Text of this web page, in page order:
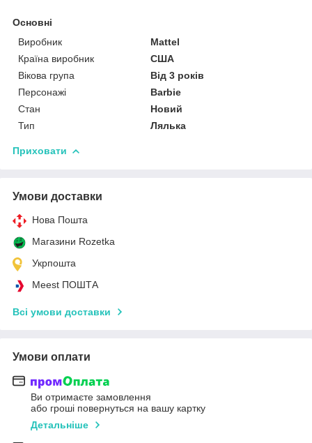
Основні
Виробник
Mattel
Країна виробник
США
Вікова група
Від 3 років
Персонажі
Barbie
Стан
Новий
Тип
Лялька
Приховати
Умови доставки
Нова Пошта
Магазини Rozetka
Укрпошта
Meest ПОШТА
Всі умови доставки
Умови оплати
Ви отримаєте замовлення
або гроші повернуться на вашу картку
Детальніше